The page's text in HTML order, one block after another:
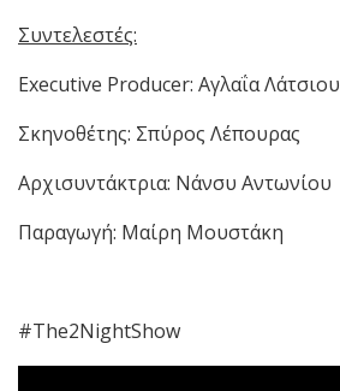
Συντελεστές:
Executive Producer: Αγλαΐα Λάτσιου
Σκηνοθέτης: Σπύρος Λέπουρας
Αρχισυντάκτρια: Νάνσυ Αντωνίου
Παραγωγή: Μαίρη Μουστάκη
#The2NightShow